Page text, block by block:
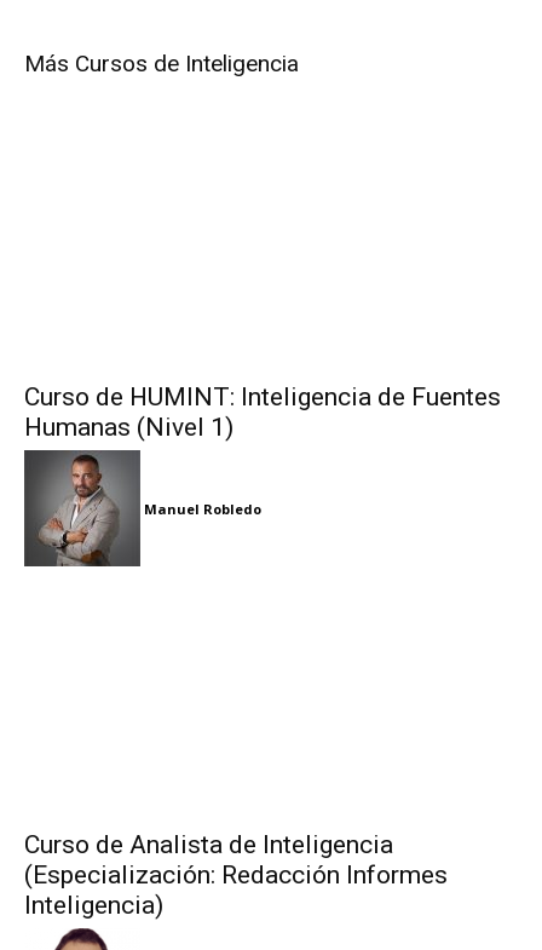
Más Cursos de Inteligencia
Curso de HUMINT: Inteligencia de Fuentes
Humanas (Nivel 1)
Manuel Robledo
Curso de Analista de Inteligencia
(Especialización: Redacción Informes
Inteligencia)